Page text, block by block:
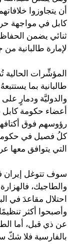
أن يتجاوزوا
كابل في مواجهة
ثنائي يضمن الحفاظ
لإمارة طالبانية من
المؤشِّرات
طالبانية بما
والدوليَّة ودمارٍ
أعضاء حكومة
رؤوسهم فوق
كلُ فصيل في
التي يتوافق معها
سوف تتوغل إيران
والطاجيك،
احتلال مقاعدَ في
وأصبحوا أكثر
عن ذي قبل، أما
بالفارسية فلا شكّ